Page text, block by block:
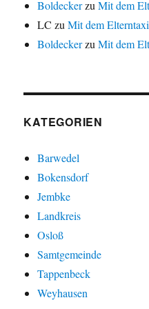
BoldeckerzuMit dem
LC zuMit dem
BoldeckerzuMit dem
KATEGORIEN
Barwedel
Bokensdorf
Jembke
Landkreis
Osloß
Samtgemeinde
Tappenbeck
Weyhausen